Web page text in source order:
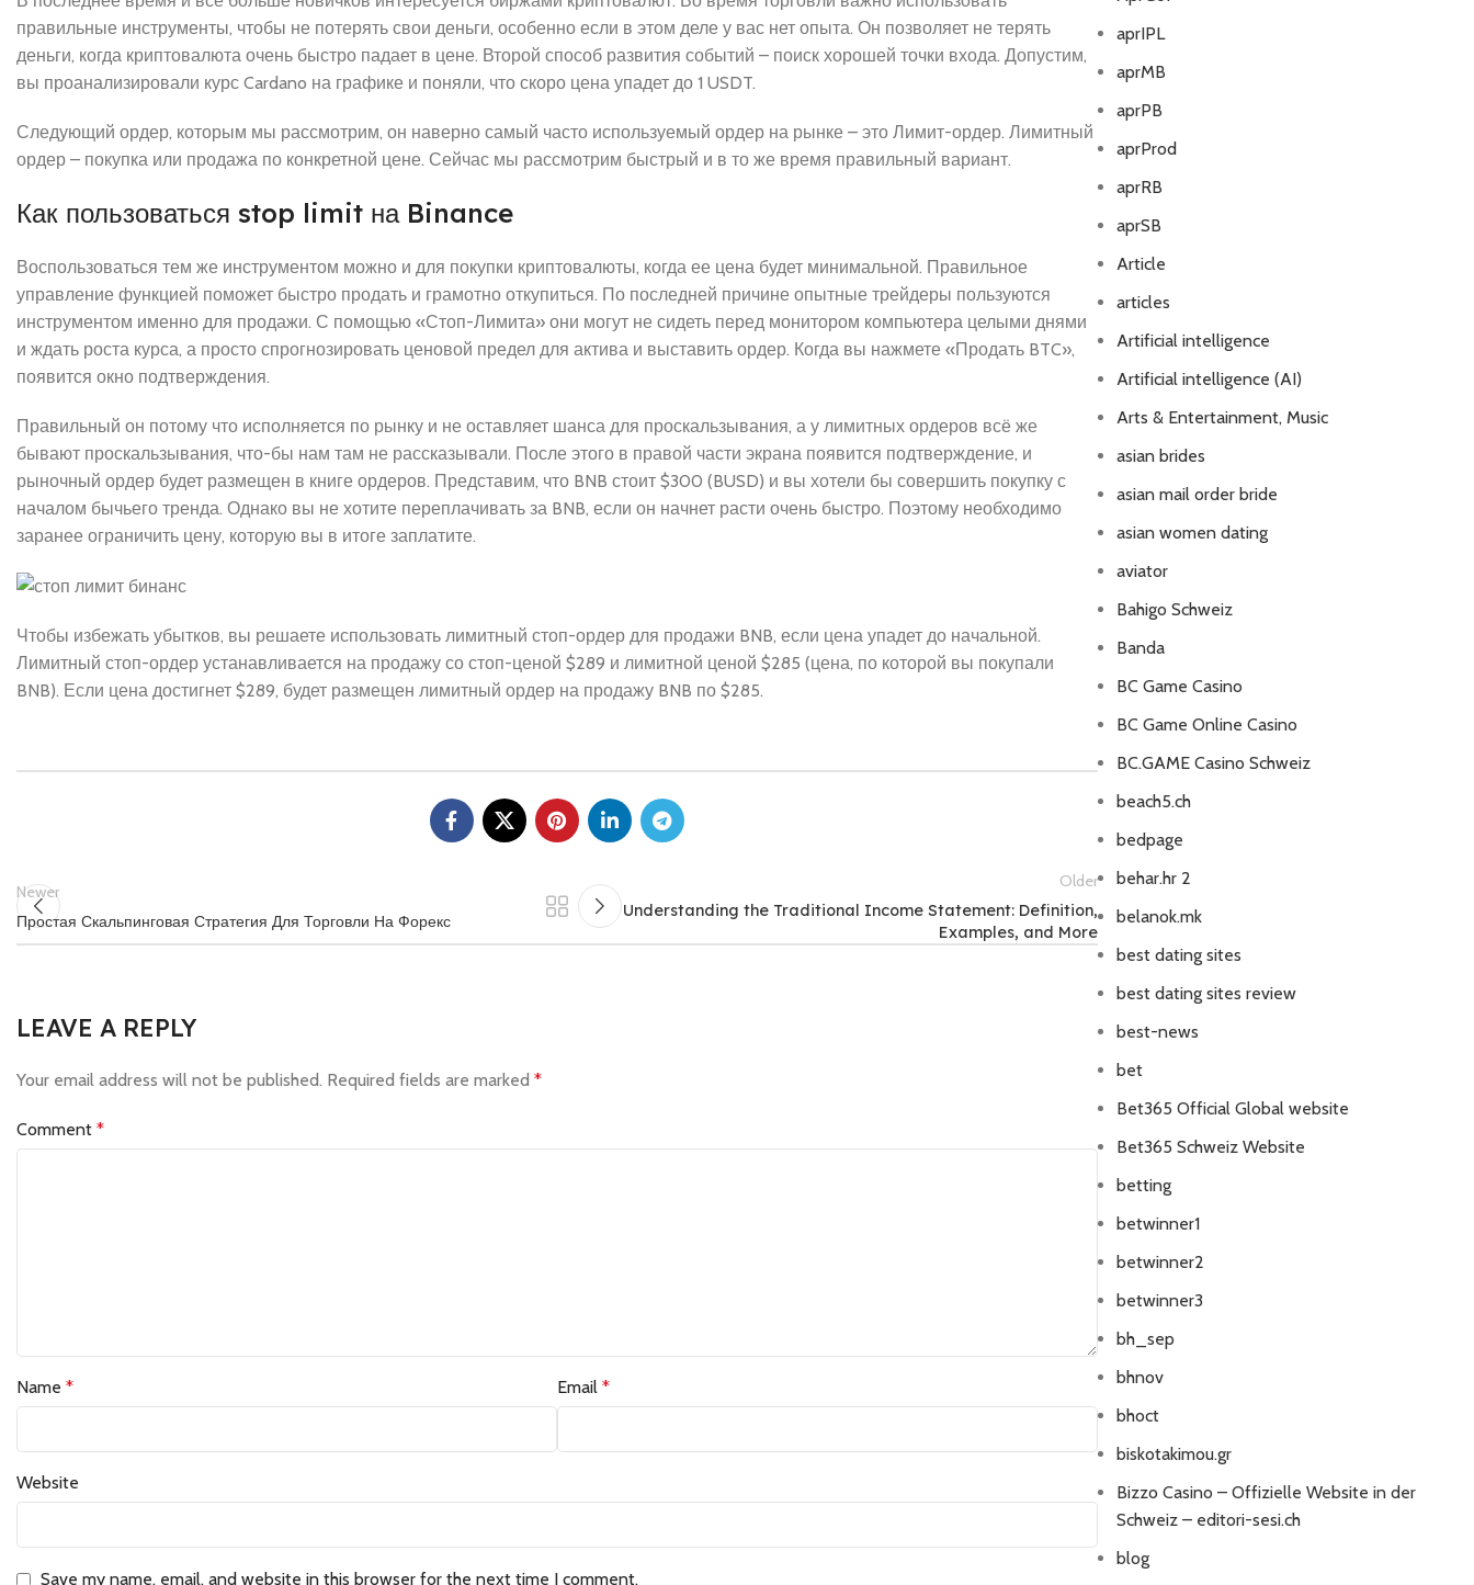
правильные инструменты, чтобы не потерять свои деньги, особенно если в этом деле у вас нет опыта. Он позволяет не терять
деньги, когда криптовалюта очень быстро падает в цене. Второй способ развития событий – поиск хорошей точки входа. Допустим,
вы проанализировали курс Cardano на графике и поняли, что скоро цена упадет до 1 USDT.
Следующий ордер, которым мы рассмотрим, он наверно самый часто используемый ордер на рынке – это Лимит-ордер. Лимитный
ордер – покупка или продажа по конкретной цене. Сейчас мы рассмотрим быстрый и в то же время правильный вариант.
Как пользоваться stop limit на Binance
Воспользоваться тем же инструментом можно и для покупки криптовалюты, когда ее цена будет минимальной. Правильное
управление функцией поможет быстро продать и грамотно откупиться. По последней причине опытные трейдеры пользуются
инструментом именно для продажи. С помощью «Стоп-Лимита» они могут не сидеть перед монитором компьютера целыми днями
и ждать роста курса, а просто спрогнозировать ценовой предел для актива и выставить ордер. Когда вы нажмете «Продать BTC»,
появится окно подтверждения.
Правильный он потому что исполняется по рынку и не оставляет шанса для проскальзывания, а у лимитных ордеров всё же
бывают проскальзывания, что-бы нам там не рассказывали. После этого в правой части экрана появится подтверждение, и
рыночный ордер будет размещен в книге ордеров. Представим, что BNB стоит $300 (BUSD) и вы хотели бы совершить покупку с
началом бычьего тренда. Однако вы не хотите переплачивать за BNB, если он начнет расти очень быстро. Поэтому необходимо
заранее ограничить цену, которую вы в итоге заплатите.
Чтобы избежать убытков, вы решаете использовать лимитный стоп-ордер для продажи BNB, если цена упадет до начальной.
Лимитный стоп-ордер устанавливается на продажу со стоп-ценой $289 и лимитной ценой $285 (цена, по которой вы покупали
BNB). Если цена достигнет $289, будет размещен лимитный ордер на продажу BNB по $285.
Newer
Простая Скальпинговая Стратегия Для Торговли На Форекс
Older
Understanding the Traditional Income Statement: Definition,
Examples, and More
LEAVE A REPLY
Your email address will not be published. Required fields are marked *
Comment *
Name * Email *
Website
Save my name, email, and website in this browser for the next time I comment.
aprIPL
aprMB
aprPB
aprProd
aprRB
aprSB
Article
articles
Artificial intelligence
Artificial intelligence (AI)
Arts & Entertainment, Music
asian brides
asian mail order bride
asian women dating
aviator
Bahigo Schweiz
Banda
BC Game Casino
BC Game Online Casino
BC.GAME Casino Schweiz
beach5.ch
bedpage
behar.hr 2
belanok.mk
best dating sites
best dating sites review
best-news
bet
Bet365 Official Global website
Bet365 Schweiz Website
betting
betwinner1
betwinner2
betwinner3
bh_sep
bhnov
bhoct
biskotakimou.gr
Bizzo Casino – Offizielle Website in der
Schweiz – editori-sesi.ch
blog